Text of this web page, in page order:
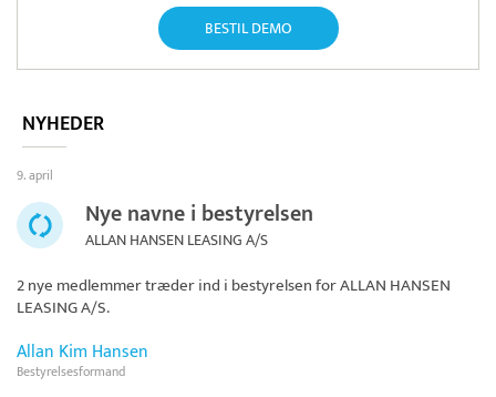
BESTIL DEMO
NYHEDER
9. april
Nye navne i bestyrelsen
ALLAN HANSEN LEASING A/S
2 nye medlemmer træder ind i bestyrelsen forALLAN HANSEN
LEASING A/S.
Allan Kim Hansen
Bestyrelsesformand